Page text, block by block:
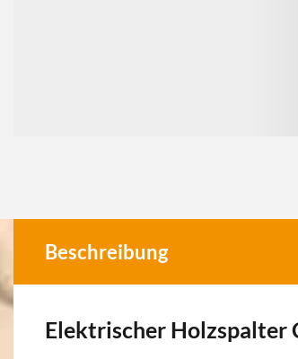
Beschreibung
Elektrischer Holzspalter